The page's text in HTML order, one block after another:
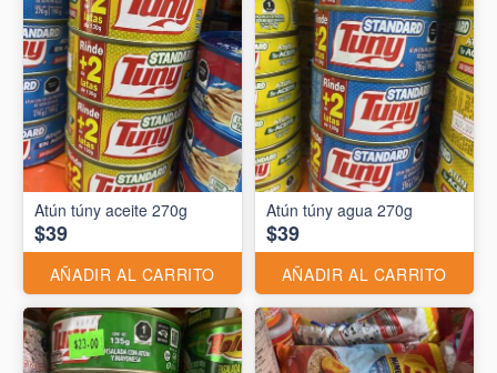
Atún túny aceite 270g
$39
AÑADIR AL CARRITO
Atún túny agua 270g
$39
AÑADIR AL CARRITO